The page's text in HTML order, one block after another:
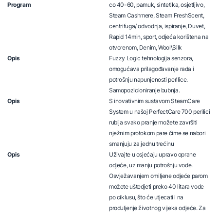
Program
co 40-60, pamuk, sintetika, osjetljivo,
Steam Cashmere, Steam FreshScent,
centrifuga/ odvodnja, ispiranje, Duvet,
Rapid 14min, sport, odjeća korištena na
otvorenom, Denim, Wool\Silk
Opis
Fuzzy Logic tehnologija senzora,
omogućava prilagođavanje rada i
potrošnju napunjenosti perilice.
Samopozicioniranje bubnja.
Opis
S inovativnim sustavom SteamCare
System u našoj PerfectCare 700 perilici
rublja svako pranje možete završiti
nježnim protokom pare čime se nabori
smanjuju za jednu trećinu
Opis
Uživajte u osjećaju upravo oprane
odjeće, uz manju potrošnju vode.
Osvježavanjem omiljene odjeće parom
možete uštedjeti preko 40 litara vode
po ciklusu, što će utjecati i na
produljenje životnog vijeka odjeće. Za